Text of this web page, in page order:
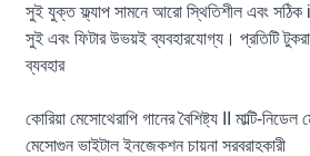
সুই যুক্ত ফ্ল্যাপ সামনে আরো স্থিতিশীল এবং
সুই এবং ফিটার উভয়ই ব্যবহারযোগ্য। প্রতিটি
ব্যবহার
কোরিয়া মেসোথেরাপি গানের বৈশিষ্ট্য II মাল্টি-
মেসোগুন ভাইটাল ইনজেকশন চায়না সরবরাহকারী